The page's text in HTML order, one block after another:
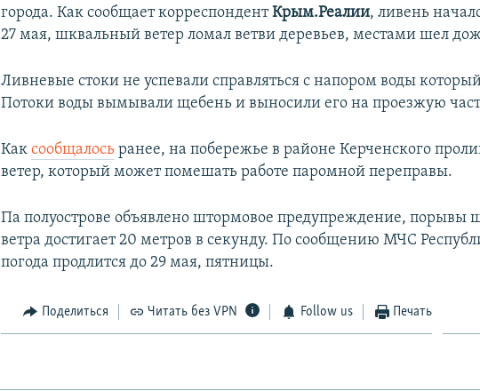
города. Как сообщает корреспондентКрым.Реалии, ливень
27 мая, шквальный ветер ломал ветви деревьев, местами шел
Ливневые стоки не успевали справляться с напором воды
Потоки воды вымывали щебень и выносили его на проезжую
Каксообщалось ранее, на побережье в районе Керченского
ветер, который может помешать работе паромной переправы.
Па полуострове объявлено штормовое предупреждение, порывы
ветра достигает 20 метров в секунду. По сообщению МЧС
погода продлится до 29 мая, пятницы.
Поделиться Читать без VPN Follow us Печать